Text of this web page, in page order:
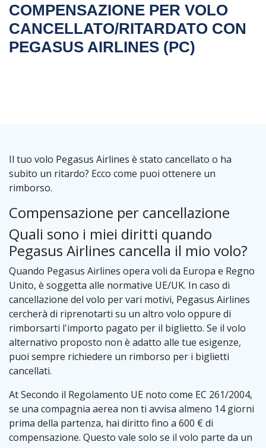
COMPENSAZIONE PER VOLO
CANCELLATO/RITARDATO CON
PEGASUS AIRLINES (PC)
Il tuo volo Pegasus Airlines è stato cancellato o ha
subito un ritardo? Ecco come puoi ottenere un
rimborso.
Compensazione per cancellazione
Quali sono i miei diritti quando
Pegasus Airlines cancella il mio volo?
Quando Pegasus Airlines opera voli da Europa e Regno
Unito, è soggetta alle normative UE/UK. In caso di
cancellazione del volo per vari motivi, Pegasus Airlines
cercherà di riprenotarti su un altro volo oppure di
rimborsarti l'importo pagato per il biglietto. Se il volo
alternativo proposto non è adatto alle tue esigenze,
puoi sempre richiedere un rimborso per i biglietti
cancellati.
At Secondo il Regolamento UE noto come EC 261/2004,
se una compagnia aerea non ti avvisa almeno 14 giorni
prima della partenza, hai diritto fino a 600 € di
compensazione. Questo vale solo se il volo parte da un